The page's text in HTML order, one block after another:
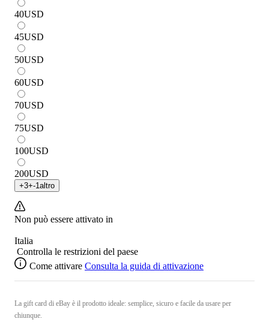
40USD
45USD
50USD
60USD
70USD
75USD
100USD
200USD
+3+-1 altro
Non può essere attivato in
Italia
Controlla le restrizioni del paese
Come attivare Consulta la guida di attivazione
La gift card di eBay è il prodotto ideale: semplice, sicuro e facile da usare per
chiunque.